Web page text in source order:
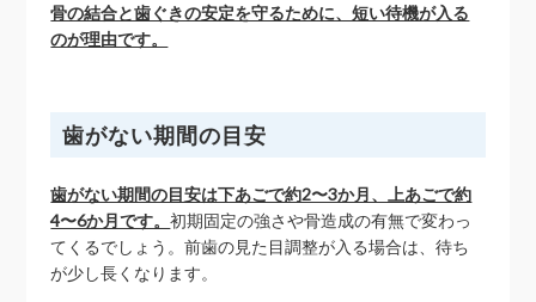
骨の結合と歯ぐきの安定を守るために、短い待機が入る
のが理由です。
歯がない期間の目安
歯がない期間の目安は下あごで約2〜3か月、上あごで約
4〜6か月です。初期固定の強さや骨造成の有無で変わっ
てくるでしょう。前歯の見た目調整が入る場合は、待ち
が少し長くなります。